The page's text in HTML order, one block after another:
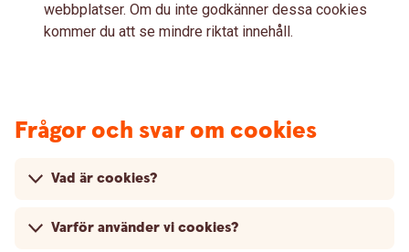
webbplatser. Om du inte godkänner dessa cookies
kommer du att se mindre riktat innehåll.
Frågor och svar om cookies
Vad är cookies?
Varför använder vi cookies?